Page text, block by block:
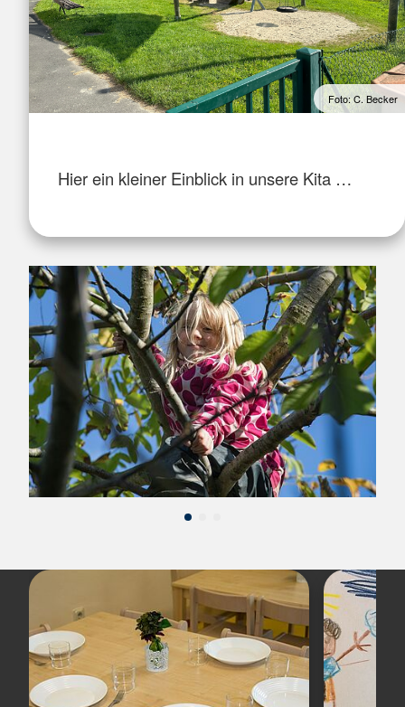
Foto: C. Becker
Hier ein kleiner Einblick in unsere Kita …